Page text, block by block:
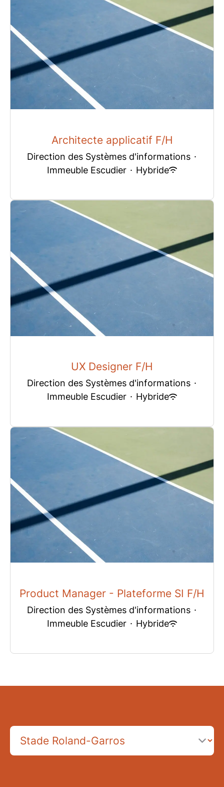
Architecte applicatif F/H
Direction des Systèmes d'informations ·
Immeuble Escudier · Hybride
UX Designer F/H
Direction des Systèmes d'informations ·
Immeuble Escudier · Hybride
Product Manager - Plateforme SI F/H
Direction des Systèmes d'informations ·
Immeuble Escudier · Hybride